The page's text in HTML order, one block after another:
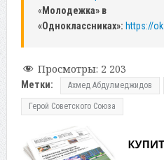
« Молодежка» в
«Одноклассниках»: https://
Просмотры: 2 203
Метки: Ахмед Абдулмеджидов
Герой Советского Союза